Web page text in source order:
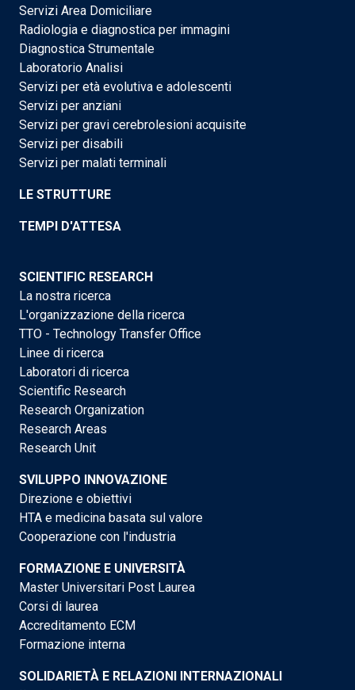
Servizi Area Domiciliare
Radiologia e diagnostica per immagini
Diagnostica Strumentale
Laboratorio Analisi
Servizi per età evolutiva e adolescenti
Servizi per anziani
Servizi per gravi cerebrolesioni acquisite
Servizi per disabili
Servizi per malati terminali
LE STRUTTURE
TEMPI D'ATTESA
SCIENTIFIC RESEARCH
La nostra ricerca
L'organizzazione della ricerca
TTO - Technology Transfer Office
Linee di ricerca
Laboratori di ricerca
Scientific Research
Research Organization
Research Areas
Research Unit
SVILUPPO INNOVAZIONE
Direzione e obiettivi
HTA e medicina basata sul valore
Cooperazione con l'industria
FORMAZIONE E UNIVERSITÀ
Master Universitari Post Laurea
Corsi di laurea
Accreditamento ECM
Formazione interna
SOLIDARIETÀ E RELAZIONI INTERNAZIONALI